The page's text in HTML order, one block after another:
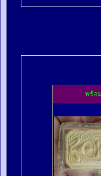
พร้อ